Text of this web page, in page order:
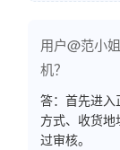
用户@范小
机？
答：首先进入
方式、收货
过审核。